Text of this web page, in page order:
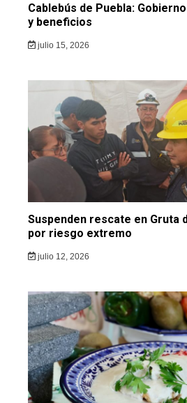
Cablebús de Puebla:
y beneficios
julio 15, 2026
Suspenden rescate en Gruta
por riesgo extremo
julio 12, 2026